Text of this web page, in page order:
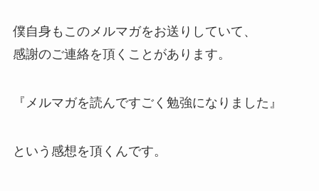
僕自身もこのメルマガをお送りしていて、
感謝のご連絡を頂くことがあります。
『メルマガを読んですごく勉強になりました』
という感想を頂くんです。